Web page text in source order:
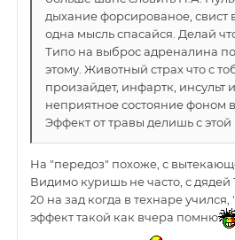
дыхание форсированое, свист
одна мысль спасайся. Делай
Типо на выброс адреналина
этому. Животный страх что с
произайдет, инфартк, инсульт
неприятное состояние фоном в
Эффект от травы делишь с
На "передоз" похоже, с
Видимо куришь не часто, с дядей
20 на зад когда в технаре
эффект такой как вчера помню